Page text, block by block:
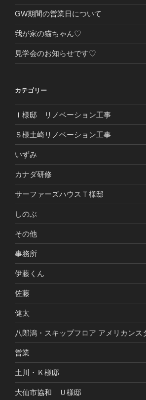
GW期間の営業日について
我が家の猫ちゃん♡
見学会のお知らせです♡
カテゴリー
Ｉ様邸 リノベーション工事
Ｓ様土崎リノベーション工事
いずみ
カナダ研修
サーファーズハウスＴ様邸
しのぶ
その他
事務所
伊藤くん
佐藤
健太
八郎潟・スキップフロア アメリカンス
営業
土川・Ｋ様邸
大仙市協和 Ｕ様邸